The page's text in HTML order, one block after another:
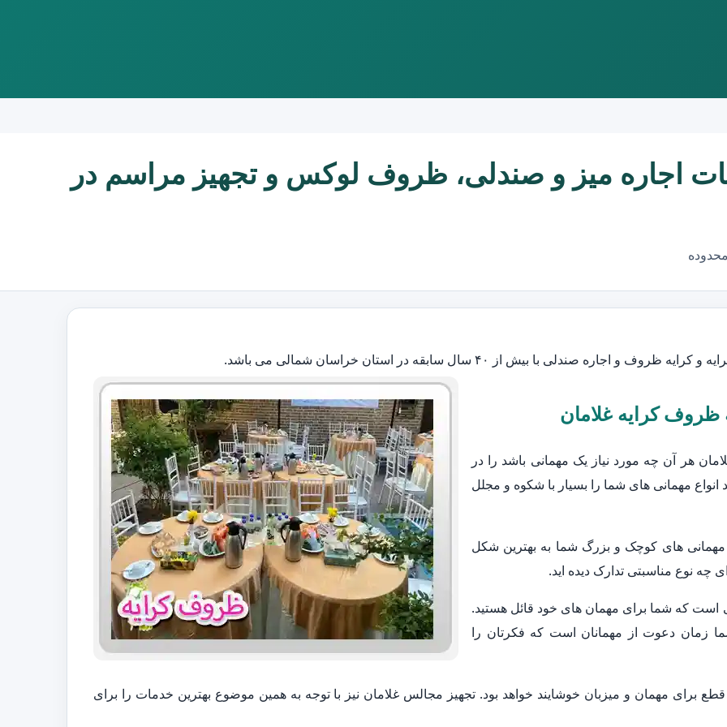
اجاره میز و صندلی، ظروف لوکس و تجهیز مراسم در
صندلی با بیش از ۴۰ سال سابقه در استان خراسان شمالی می باشد.
کرایه غلامان
هر آن چه مورد نیاز یک مهمانی باشد را در
مهمانی های شما را بسیار با شکوه و مجلل
های کوچک و بزرگ شما به بهترین شکل
نوع مناسبتی تدارک دیده اید.
که شما برای مهمان های خود قائل هستید.
زمان دعوت از مهمانان است که فکرتان را
برای مهمان و میزبان خوشایند خواهد بود. تجهیز مجالس غلامان نیز با توجه به همین موضوع بهترین خدمات را برای